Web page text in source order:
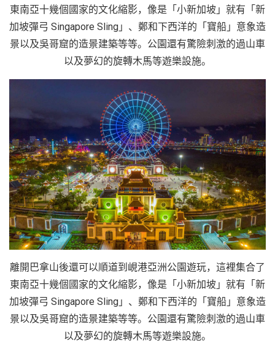
東南亞十幾個國家的文化縮影，像是「小新加坡」就有「新
加坡彈弓 Singapore Sling」、鄭和下西洋的「寶船」意象造
景以及吳哥窟的造景建築等等。公園還有驚險刺激的過山車
以及夢幻的旋轉木馬等遊樂設施。
離開巴拿山後還可以順道到峴港亞洲公園遊玩，這裡集合了
東南亞十幾個國家的文化縮影，像是「小新加坡」就有「新
加坡彈弓 Singapore Sling」、鄭和下西洋的「寶船」意象造
景以及吳哥窟的造景建築等等。公園還有驚險刺激的過山車
以及夢幻的旋轉木馬等遊樂設施。